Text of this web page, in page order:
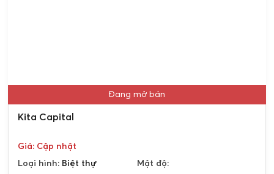
Đang mở bán
Kita Capital
Giá: Cập nhật
Loại hình: Biệt thự Mật độ: